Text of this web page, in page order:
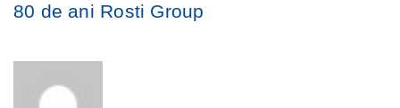
80 de ani Rosti Group